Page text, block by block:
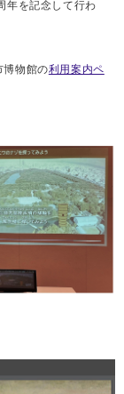
年を記念して行わ
物館の利用案内ペ